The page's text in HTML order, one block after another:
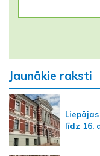
Jaunākie raksti
līdz 16.